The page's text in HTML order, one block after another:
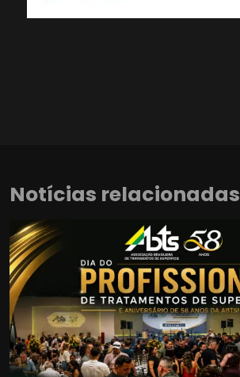
Notícias relacionadas